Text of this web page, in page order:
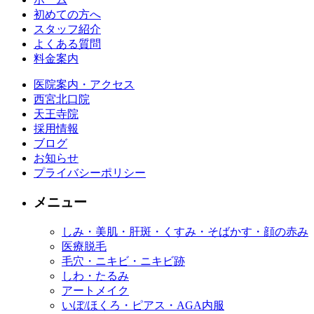
初めての方へ
スタッフ紹介
よくある質問
料金案内
医院案内・アクセス
西宮北口院
天王寺院
採用情報
ブログ
お知らせ
プライバシーポリシー
メニュー
しみ・美肌・肝斑・くすみ・そばかす・顔の赤み
医療脱毛
毛穴・ニキビ・ニキビ跡
しわ・たるみ
アートメイク
いぼ/ほくろ・ピアス・AGA内服